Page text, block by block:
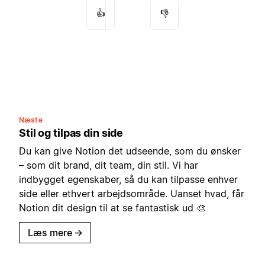
👍 👎
Næste
Stil og tilpas din side
Du kan give Notion det udseende, som du ønsker
– som dit brand, dit team, din stil. Vi har
indbygget egenskaber, så du kan tilpasse enhver
side eller ethvert arbejdsområde. Uanset hvad, får
Notion dit design til at se fantastisk ud 🎨
Læs mere →